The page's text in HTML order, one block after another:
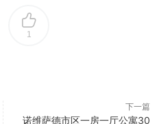
1
下一篇
诺维萨德市区一房一厅公寓30